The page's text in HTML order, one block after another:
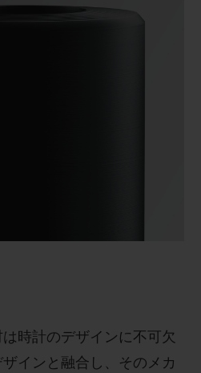
時計のデザインに不可欠
インと融合し、そのメカ